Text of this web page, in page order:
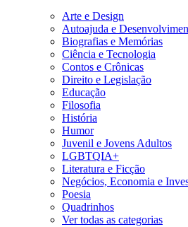
Arte e Design
Autoajuda e
Biografias e Memórias
Ciência e Tecnologia
Contos e Crônicas
Direito e Legislação
Educação
Filosofia
História
Humor
Juvenil e Jovens Adultos
LGBTQIA+
Literatura e Ficção
Negócios, Economia e
Poesia
Quadrinhos
Ver todas as categorias